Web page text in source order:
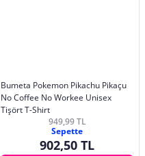
Bumeta Pokemon Pikachu Pikaçu
No Coffee No Workee Unisex
Tişört T-Shirt
949,99 TL
Sepette
902,50 TL